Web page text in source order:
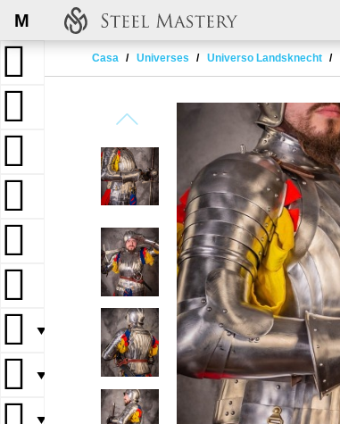
M
Casa Universes Universo Landsknecht
▼
▼
▼